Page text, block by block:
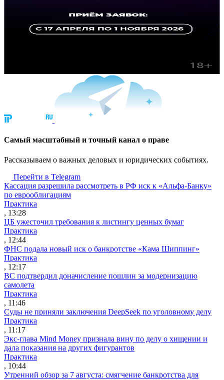
Cамый масштабный и точный канал о праве
Рассказываем о важных деловых и юридических событиях.
Перейти в Telegram
Кассация разрешила рассмотреть в РФ иск к «Альфа-Банку»
по еврооблигациям
Практика
, 13:28
ЦБ ужесточил требования к листингу ценных бумаг
Практика
, 12:44
ФНС подала новый иск о банкротстве «Кама Шиппинг»
Практика
, 12:17
ВС подтвердил доначисление пошлин за модернизацию
самолета
Практика
, 11:46
Суды не приняли заключения DeepSeek по уголовному делу
Практика
, 11:17
Экс-глава Mind Money признала вину по делу о хищении и
дала показания на других фигурантов
Практика
, 10:44
Утренний обзор за 7 августа: смягчение банкротства для